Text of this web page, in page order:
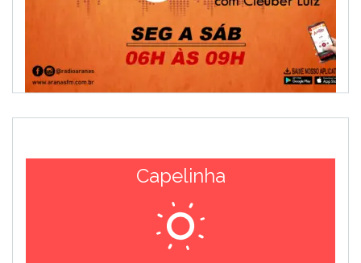
Capelinha